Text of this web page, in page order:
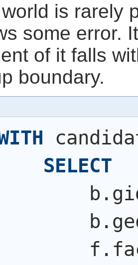
is rarely
some error.
of it falls
boundary.
SELECT